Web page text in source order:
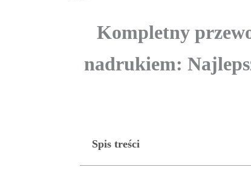
Kompletny
nadrukiem:
Spis treści